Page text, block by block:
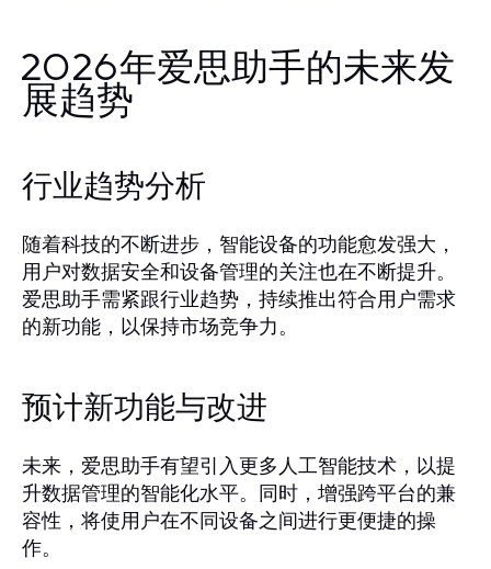
2026年爱思助手的未来发
展趋势
行业趋势分析
随着科技的不断进步，智能设备的功能愈发强大，
用户对数据安全和设备管理的关注也在不断提升。
爱思助手需紧跟行业趋势，持续推出符合用户需求
的新功能，以保持市场竞争力。
预计新功能与改进
未来，爱思助手有望引入更多人工智能技术，以提
升数据管理的智能化水平。同时，增强跨平台的兼
容性，将使用户在不同设备之间进行更便捷的操
作。